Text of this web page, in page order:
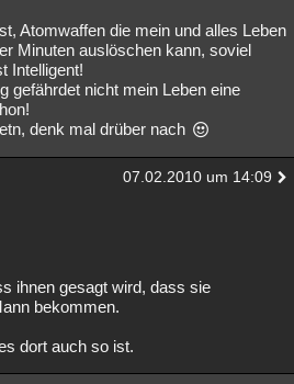
Atomwaffen die mein und alles Leben
Minuten auslöschen kann, soviel
Intelligent!
gefährdet nicht mein Leben eine
denk mal drüber nach
07.02.2010 um 14:09
ihnen gesagt wird, dass sie
bekommen.
dort auch so ist.